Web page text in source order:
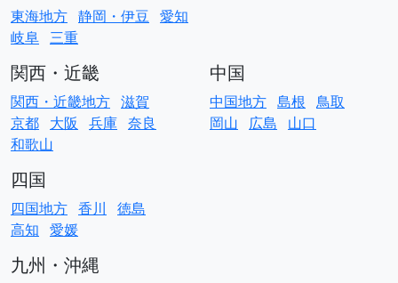
東海地方 静岡・伊豆 愛知
岐阜 三重
関西・近畿
関西・近畿地方 滋賀
京都 大阪 兵庫 奈良
和歌山
中国
中国地方 島根 鳥取
岡山
広島 山口
四国
四国地方 香川
徳島
高知 愛媛
九州・沖縄